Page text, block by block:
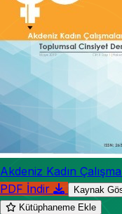
Akdeniz Kadın
PDF İndir
Kaynak
Kütüphaneme Ekle